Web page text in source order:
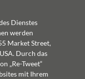
Dienstes
werden
Market Street,
Durch das
„Re-Tweet“
mit Ihrem